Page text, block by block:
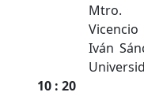
10 : 20